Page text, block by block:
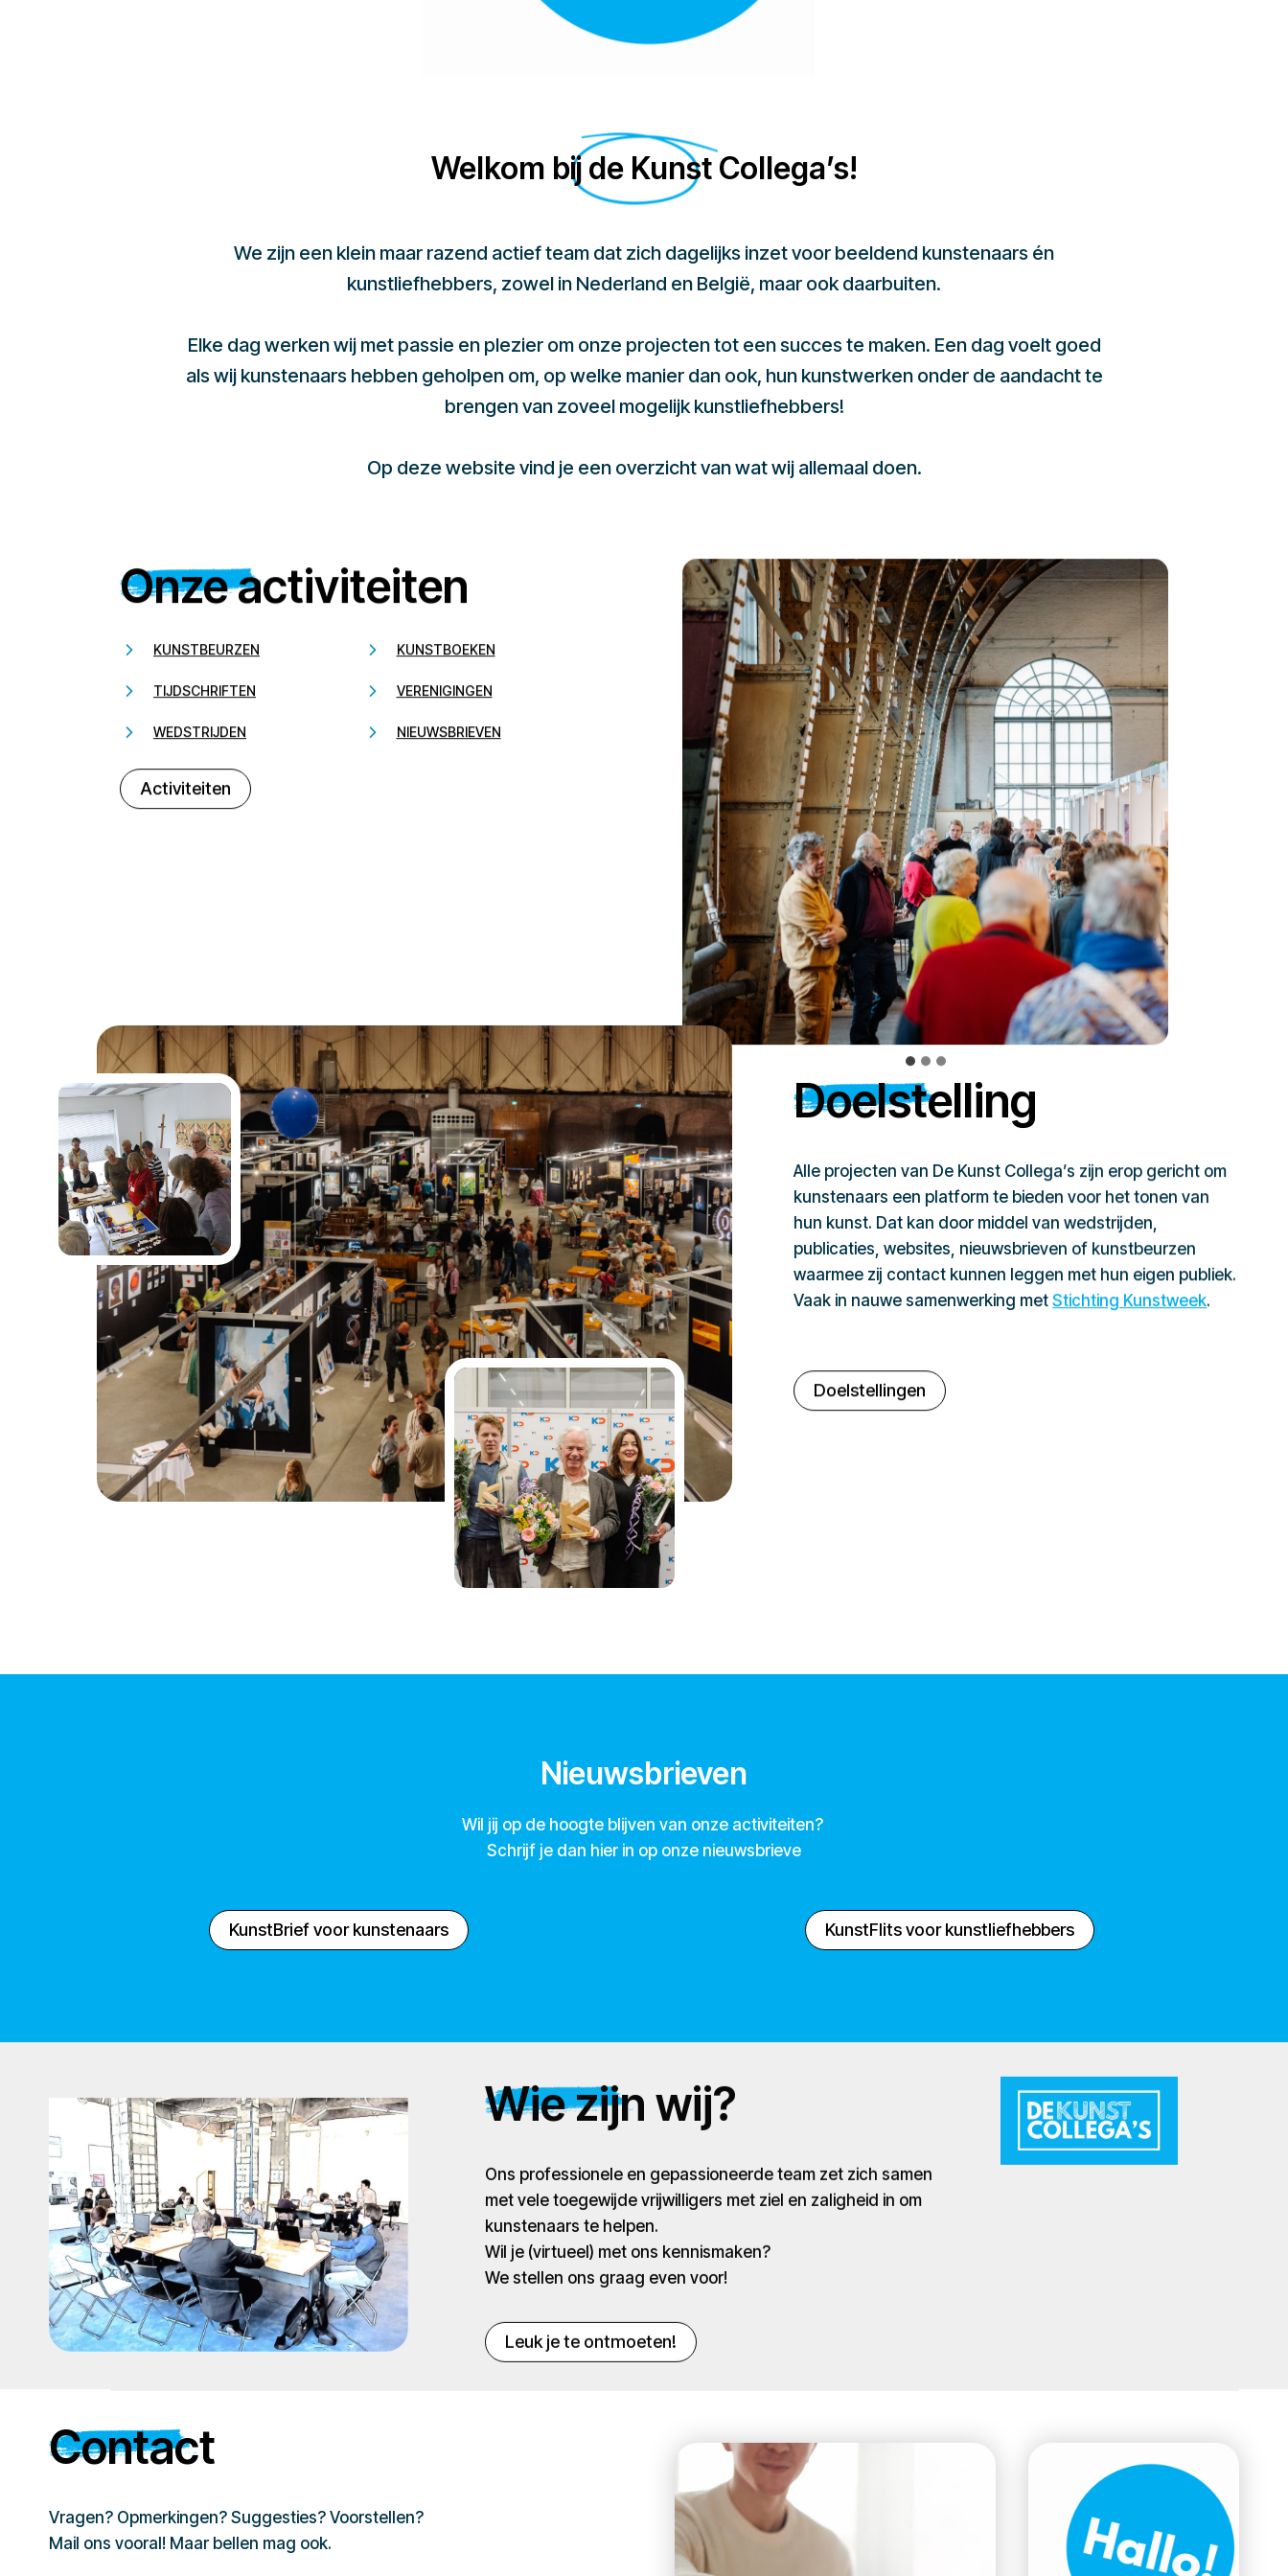
Welkom bij de Kunst Collega’s!
We zijn een klein maar razend actief team dat zich dagelijks inzet voor beeldend kunstenaars én
kunstliefhebbers, zowel in Nederland en België, maar ook daarbuiten.
Elke dag werken wij met passie en plezier om onze projecten tot een succes te maken. Een dag voelt goed
als wij kunstenaars hebben geholpen om, op welke manier dan ook, hun kunstwerken onder de aandacht te
brengen van zoveel mogelijk kunstliefhebbers!
Op deze website vind je een overzicht van wat wij allemaal doen.
Onze activiteiten
KUNSTBEURZEN KUNSTBOEKEN
TIJDSCHRIFTEN VERENIGINGEN
WEDSTRIJDEN NIEUWSBRIEVEN
Activiteiten
Doelstelling
Alle projecten van De Kunst Collega’s zijn erop gericht om
kunstenaars een platform te bieden voor het tonen van
hun kunst. Dat kan door middel van wedstrijden,
publicaties, websites, nieuwsbrieven of kunstbeurzen
waarmee zij contact kunnen leggen met hun eigen publiek.
Vaak in nauwe samenwerking metStichting Kunstweek.
Doelstellingen
Nieuwsbrieven
Wil jij op de hoogte blijven van onze activiteiten?
Schrijf je dan hier in op onze nieuwsbrieve
KunstBrief voor kunstenaars KunstFlits voor kunstliefhebbers
Wie zijn wij?
Ons professionele en gepassioneerde team zet zich samen
met vele toegewijde vrijwilligers met ziel en zaligheid in om
kunstenaars te helpen.
Wil je (virtueel) met ons kennismaken?
We stellen ons graag even voor!
Leuk je te ontmoeten!
Contact
Vragen? Opmerkingen? Suggesties? Voorstellen?
Mail ons vooral! Maar bellen mag ook.